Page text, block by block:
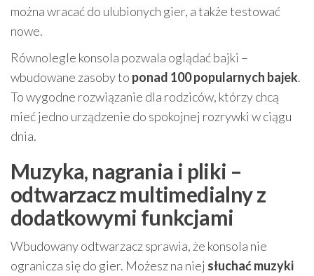
można wracać do ulubionych gier, a także testować
nowe.
Równolegle konsola pozwala oglądać bajki –
wbudowane zasoby to ponad 100 popularnych bajek.
To wygodne rozwiązanie dla rodziców, którzy chcą
mieć jedno urządzenie do spokojnej rozrywki w ciągu
dnia.
Muzyka, nagrania i pliki –
odtwarzacz multimedialny z
dodatkowymi funkcjami
Wbudowany odtwarzacz sprawia, że konsola nie
ogranicza się do gier. Możesz na niej słuchać muzyki